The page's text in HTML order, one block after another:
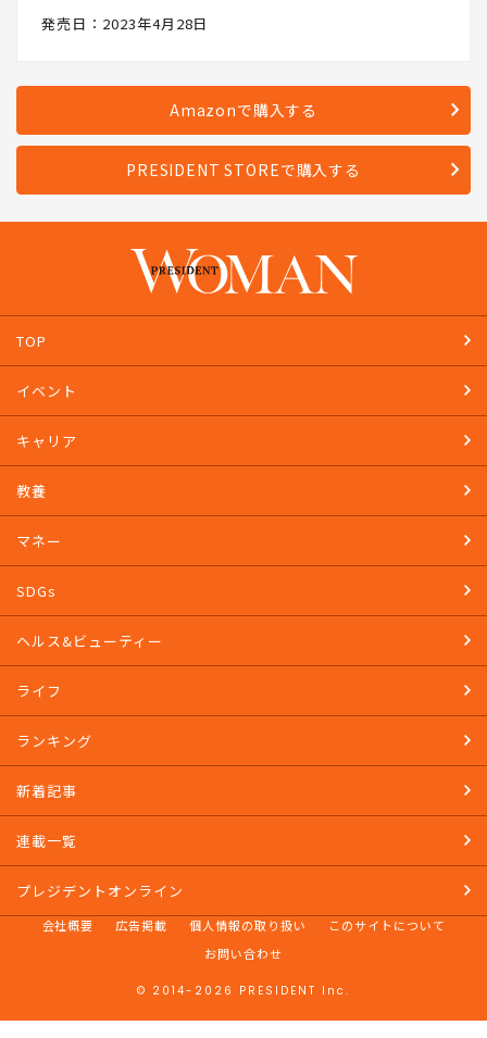
発売日：2023年4月28日
Amazonで購入する
PRESIDENT STOREで購入する
TOP
イベント
キャリア
教養
マネー
SDGs
ヘルス&ビューティー
ライフ
ランキング
新着記事
連載一覧
プレジデントオンライン
会社概要 広告掲載 個人情報の取り扱い
このサイトについて
お問い合わせ
© 2014-2026 PRESIDENT Inc.